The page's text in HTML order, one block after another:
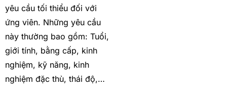
yêu cầu tối thiểu đối với
ứng viên. Những yêu cầu
này thường bao gồm: Tuổi,
giới tính, bằng cấp, kinh
nghiệm, kỹ năng, kinh
nghiệm đặc thù, thái độ,…